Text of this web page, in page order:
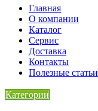
Главная
О компании
Каталог
Сервис
Доставка
Контакты
Полезные статьи
Категории